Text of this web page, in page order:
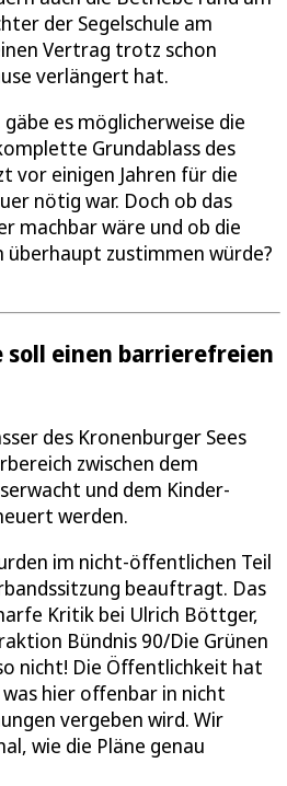
der Segelschule am
Vertrag trotz schon
verlängert hat.
es möglicherweise die
Grundablass des
vor einigen Jahren für die
nötig war. Doch ob das
machbar wäre und ob die
zustimmen würde?
soll einen barrierefreien
des Kronenburger Sees
zwischen dem
und dem Kinder-
werden.
im nicht-öffentlichen Teil
beauftragt. Das
Kritik bei Ulrich Böttger,
Bündnis 90/Die Grünen
nicht! Die Öffentlichkeit hat
hier offenbar in nicht
vergeben wird. Wir
wie die Pläne genau